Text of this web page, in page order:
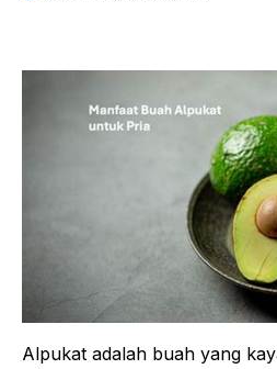
Alpukat adalah buah yang